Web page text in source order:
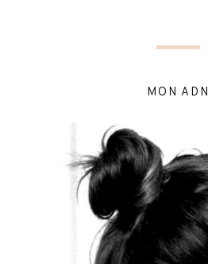
MON ADN